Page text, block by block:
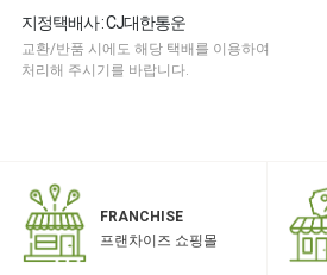
지정택배사 : CJ대한통운
교환/반품 시에도 해당 택배를 이용하여
처리해 주시기를 바랍니다.
FRANCHISE
프랜차이즈 쇼핑몰